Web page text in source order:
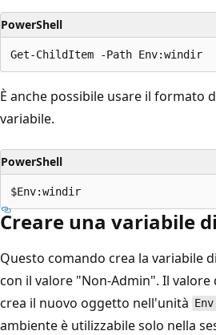
PowerShell
È anche possibile usare il formato
variabile.
PowerShell
Creare una variabile
Questo comando crea la variabile
con il valore "Non-Admin". Il
crea il nuovo oggetto nell'unità
ambiente è utilizzabile solo nella